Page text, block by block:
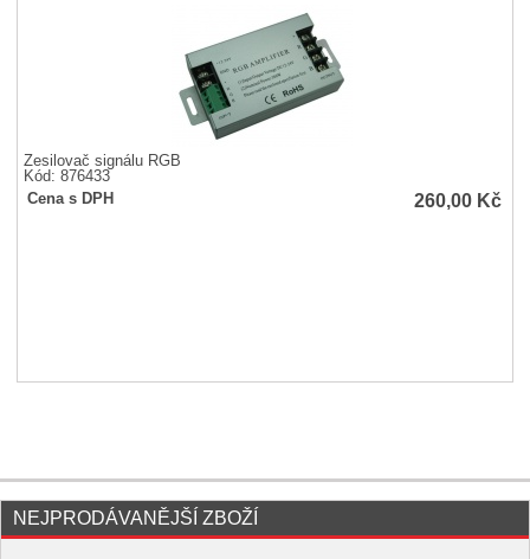
Zesilovač signálu RGB
Kód: 876433
Cena s DPH
260,00 Kč
NEJPRODÁVANĚJŠÍ ZBOŽÍ